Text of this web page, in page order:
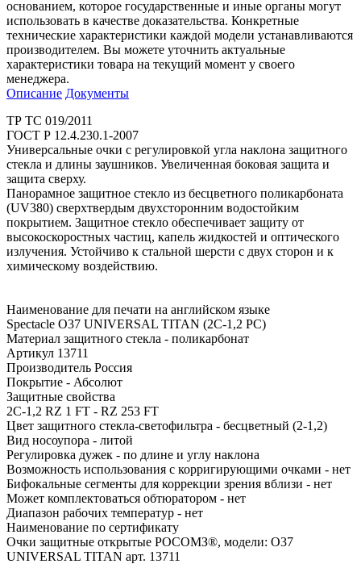
основанием, которое государственные и иные органы могут
использовать в качестве доказательства. Конкретные
технические характеристики каждой модели устанавливаются
производителем. Вы можете уточнить актуальные
характеристики товара на текущий момент у своего
менеджера.
Описание Документы
ТР ТС 019/2011
ГОСТ Р 12.4.230.1-2007
Универсальные очки с регулировкой угла наклона защитного
стекла и длины заушников. Увеличенная боковая защита и
защита сверху.
Панорамное защитное стекло из бесцветного поликарбоната
(UV380) сверхтвердым двухсторонним водостойким
покрытием. Защитное стекло обеспечивает защиту от
высокоскоростных частиц, капель жидкостей и оптического
излучения. Устойчиво к стальной шерсти с двух сторон и к
химическому воздействию.
Наименование для печати на английском языке
Spectacle О37 UNIVERSAL TITAN (2С-1,2 PС)
Материал защитного стекла - поликарбонат
Артикул 13711
Производитель Россия
Покрытие - Абсолют
Защитные свойства
2С-1,2 RZ 1 FT - RZ 253 FT
Цвет защитного стекла-светофильтра - бесцветный (2-1,2)
Вид носоупора - литой
Регулировка дужек - по длине и углу наклона
Возможность использования с корригирующими очками - нет
Бифокальные сегменты для коррекции зрения вблизи - нет
Может комплектоваться обтюратором - нет
Диапазон рабочих температур - нет
Наименование по сертификату
Очки защитные открытые РОСОМЗ®, модели: О37
UNIVERSAL TITAN арт. 13711